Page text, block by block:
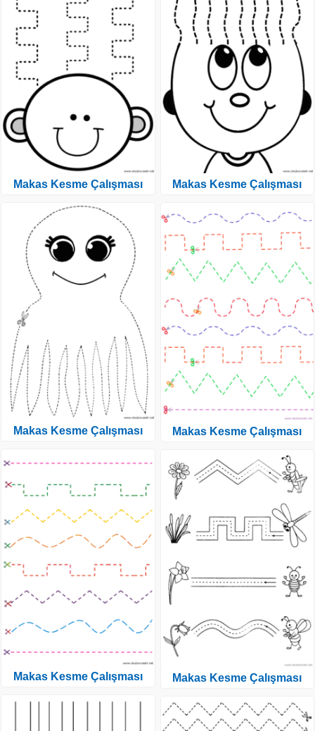
Makas Kesme Çalışması
Makas Kesme Çalışması
Makas Kesme Çalışması
Makas Kesme Çalışması
Makas Kesme Çalışması
Makas Kesme Çalışması